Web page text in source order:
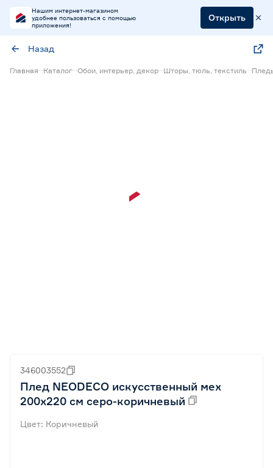
Нашим интернет-магазином
удобнее пользоваться с помощью
приложения!
Открыть
Назад
Главная Каталог Обои, интерьер, декор Шторы, тюль, текстиль
346003552
Плед NEODECO искусственный мех
200х220 см серо-коричневый
Цвет: Коричневый